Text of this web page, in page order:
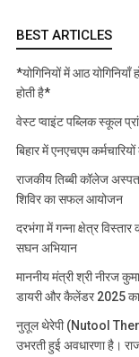
BEST ARTICLES
*योगिनियों में आठ योगिनियाँ
होती है*
वेस्ट प्वाइंट पब्लिक स्कूल
बिहार में एनएचएम
राजकीय तिब्बी कॉलेज
शिविर का सफल आयोजन
दरभंगा में गन्ना क्षेत्र विस्तार
सघन अभियान
माननीय मंत्री श्री नीरज
डायरी और कैलेंडर 2025 का
नुतूल थेरेपी (Nutool
उभरती हुई अवधारणा है।